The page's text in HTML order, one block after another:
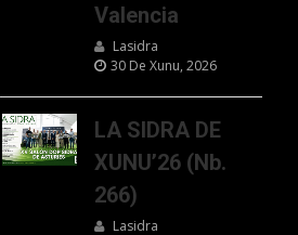
Valencia
Lasidra
30 De Xunu, 2026
LA SIDRA DE
XUNU’26 (Nb.
266)
Lasidra